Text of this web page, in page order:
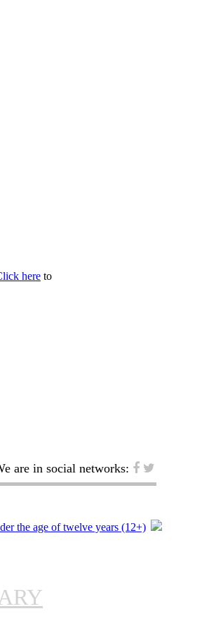
here to
are in social networks: